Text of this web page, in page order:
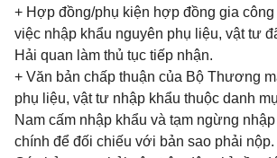
+ Hợp đồng/phụ kiện hợp đồng gia
việc nhập khẩu nguyên phụ liệu, vật tư
Hải quan làm thủ tục tiếp nhận.
+ Văn bản chấp thuận của Bộ Thương
phụ liệu, vật tư nhập khẩu thuộc danh
Nam cấm nhập khẩu và tạm ngừng
chính để đối chiếu với bản sao phải nộp.